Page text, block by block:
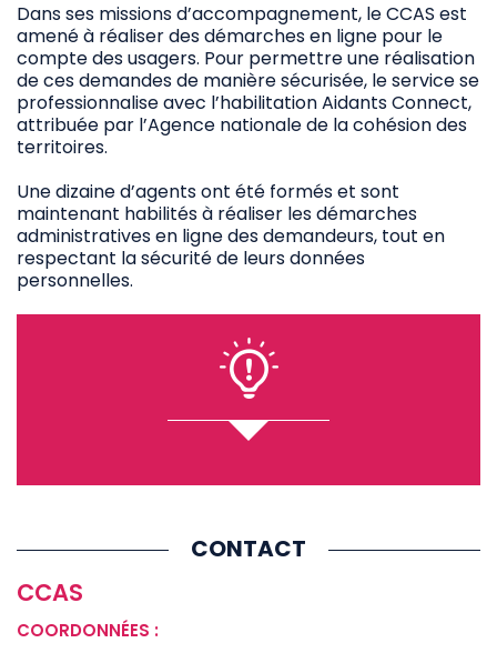
Dans ses missions d’accompagnement, le CCAS est
amené à réaliser des démarches en ligne pour le
compte des usagers. Pour permettre une réalisation
de ces demandes de manière sécurisée, le service se
professionnalise avec l’habilitation Aidants Connect,
attribuée par l’Agence nationale de la cohésion des
territoires.
Une dizaine d’agents ont été formés et sont
maintenant habilités à réaliser les démarches
administratives en ligne des demandeurs, tout en
respectant la sécurité de leurs données
personnelles.
CONTACT
CCAS
COORDONNÉES :